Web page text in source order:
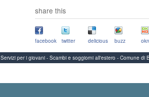
share this
facebook twitter delicious buzz
Servizi per i giovani - Scambi e soggiorni all'estero - Comune